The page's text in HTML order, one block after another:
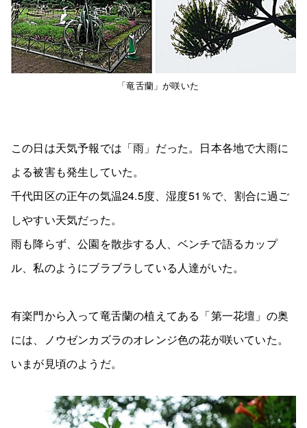
「竜舌蘭」が咲いた
この日は天気予報では「雨」だった。日本各地で大雨に
よる被害も発生していた。
千代田区の正午の気温24.5度、湿度51％で、割合に過ご
しやすい天気だった。
雨も降らず、公園を散歩する人、ベンチで語るカップ
ル、私のようにブラブラしている人達がいた。
有楽門から入って竜舌蘭の植えてある「第一花壇」の奥
には、ノウゼンカズラのオレンジ色の花が咲いていた。
いまが見頃のようだ。